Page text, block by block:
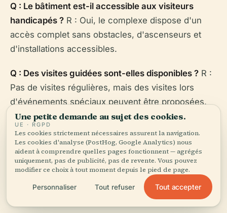
Q : Le bâtiment est-il accessible aux visiteurs
handicapés ? R : Oui, le complexe dispose d'un
accès complet sans obstacles, d'ascenseurs et
d'installations accessibles.
Q : Des visites guidées sont-elles disponibles ? R :
Pas de visites régulières, mais des visites lors
d'événements spéciaux peuvent être proposées.
Consultez les calendriers d'événements pour plus
de détails.
Q : Le parking est-il disponible ?R : Parking limité
sur place ; les transports en commun sont
préférables.
Une petite demande au sujet des cookies.
UE · RGPD
Les cookies strictement nécessaires assurent la navigation.
Les cookies d'analyse (PostHog, Google Analytics) nous
aident à comprendre quelles pages fonctionnent — agrégés
uniquement, pas de publicité, pas de revente. Vous pouvez
modifier ce choix à tout moment depuis le pied de page.
Personnaliser Tout refuser Tout accepter